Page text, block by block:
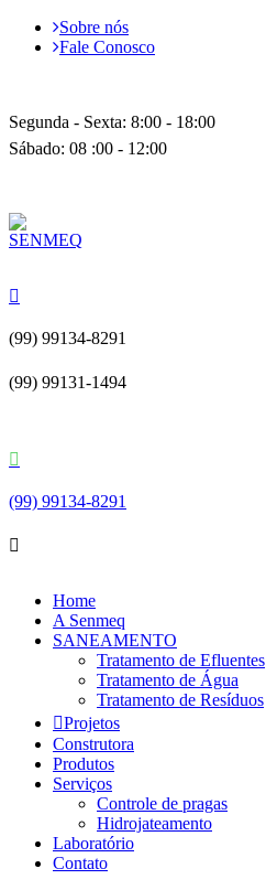
Sobre nós
Fale Conosco
Segunda - Sexta: 8:00 - 18:00
Sábado: 08 :00 - 12:00
(99) 99134-8291
(99) 99131-1494
(99) 99134-8291
Home
A Senmeq
SANEAMENTO
Tratamento de Efluentes
Tratamento de Água
Tratamento de Resíduos
Projetos
Construtora
Produtos
Serviços
Controle de pragas
Hidrojateamento
Laboratório
Contato